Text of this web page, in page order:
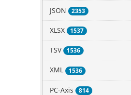
JSON 2353
XLSX 1537
TSV 1536
XML 1536
PC-Axis 814